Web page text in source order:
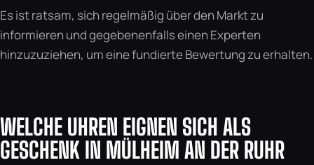
Es ist ratsam, sich regelmäßig über den Markt zu
informieren und gegebenenfalls einen Experten
hinzuzuziehen, um eine fundierte Bewertung zu erhalten.
WELCHE UHREN EIGNEN SICH ALS
GESCHENK IN MÜLHEIM AN DER RUHR